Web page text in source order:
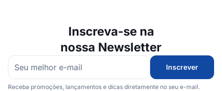
Inscreva-se na
nossa Newsletter
Inscrever
Receba promoções, lançamentos e dicas diretamente no seu e-mail.